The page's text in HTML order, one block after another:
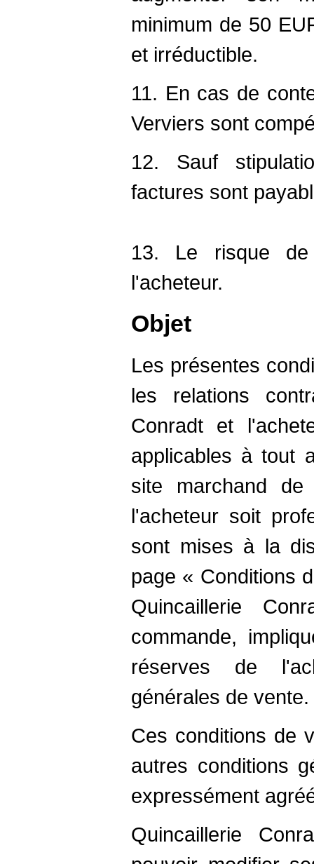
minimum de 50
et irréductible.
11. En cas de
Verviers sont
12. Sauf
factures sont
13. Le risque
l'acheteur.
Objet
Les présentes
les relations
Conradt et
applicables à tout
site marchand
l'acheteur soit
sont mises à la
page « Conditions
Quincaillerie
commande,
réserves de
générales de vente.
Ces conditions de
autres conditions
expressément
Quincaillerie